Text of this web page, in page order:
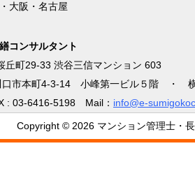
大阪・名古屋
コンサルタント
丘町29-33 渋谷三信マンション 603
口市本町4-3-14 小峰第一ビル５階 ・
: 03-6416-5198 Mail： info@e-
Copyright © 2026 マンション管理士・